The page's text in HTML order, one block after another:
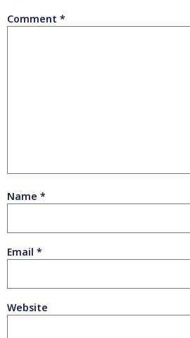
Comment *
Name *
Email *
Website